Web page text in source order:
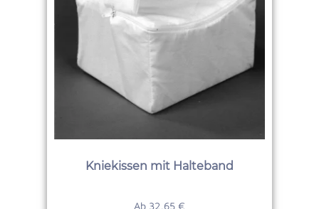
Kniekissen mit Halteband
Ab 32,65 €